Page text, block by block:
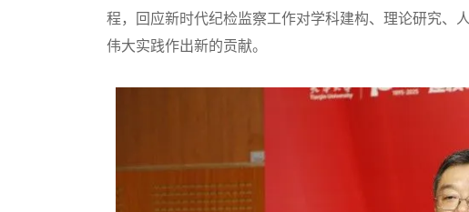
程，回应新时代纪检监察工作对学科建构、理论研究、
伟大实践作出新的贡献。